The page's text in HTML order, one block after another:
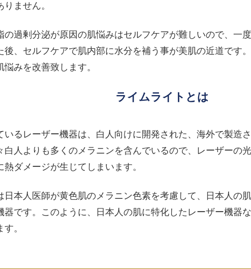
ません。
の過剰分泌が原因の肌悩みはセルフケアが難しいので、一
後、セルフケアで肌内部に水分を補う事が美肌の近道です
みを改善致します。
ライムライトとは
いるレーザー機器は、白人向けに開発された、海外で製造
白人よりも多くのメラニンを含んでいるので、レーザーの
ダメージが生じてしまいます。
日本人医師が黄色肌のメラニン色素を考慮して、日本人の
器です。このように、日本人の肌に特化したレーザー機器
。